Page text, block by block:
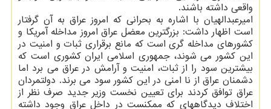
واقعی داشته باشند.
امیرعبدالهیان با اشاره به بحرانی كه امروز عراق به آن گرفتار
است اظهار داشت: بزرگترین معضل عراق امروز مداخله آمریكا و
كشورهای مداخله گری است كه مانع برقراری ثبات و امنیت در
این كشور می شوند، جمهوری اسلامی ایران كشوری است كه
بیشترین سود را از ثبات، امنیت و آرامش در عراق می برد اما
دشمنان عراق از نا امنی در این كشور سود می برند. دولتمردان
عراق توافق كردند برای تعیین نخست وزیر جدید صرف نظر از
اختلاف دیدگاههای كه ممكنست در داخل عراق وجود داشته